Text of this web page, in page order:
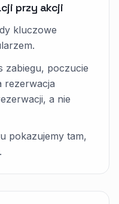
przy akcji
kluczowe
zabiegu, poczucie
rezerwacja
a nie
pokazujemy tam,